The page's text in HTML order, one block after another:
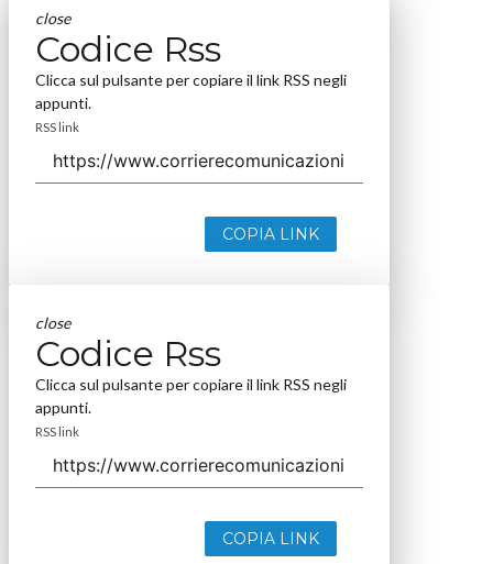
close
Codice Rss
Clicca sul pulsante per copiare il link RSS negli
appunti.
RSS link
COPIA LINK
close
Codice Rss
Clicca sul pulsante per copiare il link RSS negli
appunti.
RSS link
COPIA LINK